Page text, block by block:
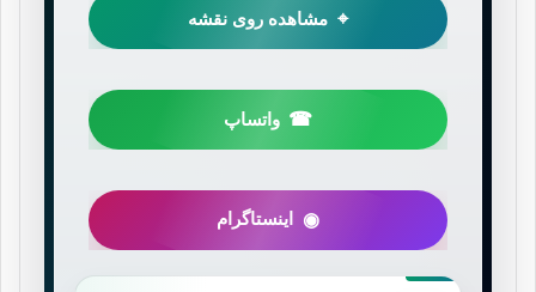
مشاهده روی نقشه
واتساپ
اینستاگرام